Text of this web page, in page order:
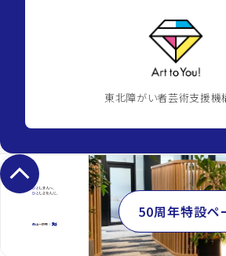
東北障がい者芸術支援機
keyboard_arrow_up
50周年特設ペ